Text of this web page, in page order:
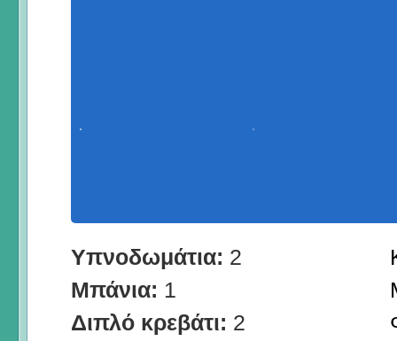
Υπνοδωμάτια: 2
Μπάνια: 1
Διπλό κρεβάτι: 2